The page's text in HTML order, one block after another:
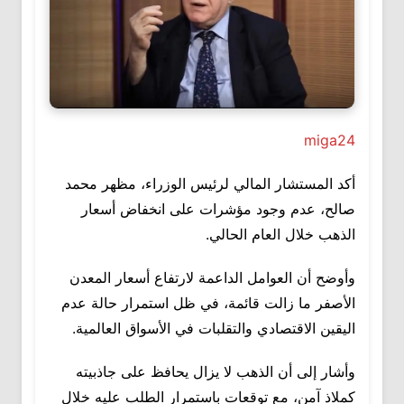
miga24
أكد المستشار المالي لرئيس الوزراء، مظهر محمد
صالح، عدم وجود مؤشرات على انخفاض أسعار
الذهب خلال العام الحالي.
وأوضح أن العوامل الداعمة لارتفاع أسعار المعدن
الأصفر ما زالت قائمة، في ظل استمرار حالة عدم
اليقين الاقتصادي والتقلبات في الأسواق العالمية.
وأشار إلى أن الذهب لا يزال يحافظ على جاذبيته
كملاذ آمن، مع توقعات باستمرار الطلب عليه خلال